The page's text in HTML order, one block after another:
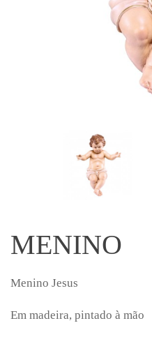
MENINO
Menino Jesus
Em madeira, pintado à mão